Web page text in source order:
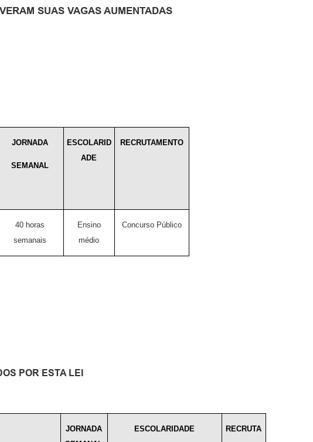
SUAS VAGAS AUMENTADAS
JORNADA
SEMANAL
ESCOLARID
ADE
RECRUTAMENTO
40 horas
semanais
Ensino
médio
Concurso Público
POR ESTA LEI
JORNADA
ESCOLARIDADE RECRUTA